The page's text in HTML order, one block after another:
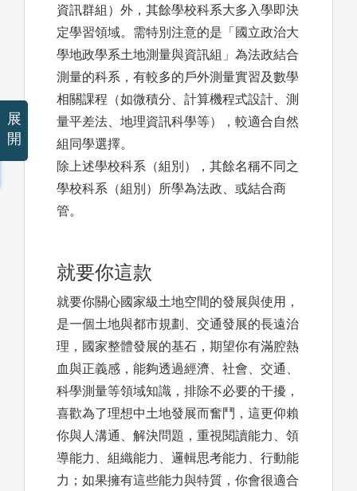
資訊群組）外，其餘學校科系大多入學即決
定學習領域。需特別注意的是「國立政治大
學地政學系土地測量與資訊組」為法政結合
測量的科系，有較多的戶外測量實習及數學
相關課程（如微積分、計算機程式設計、測
量平差法、地理資訊科學等），較適合自然
組同學選擇。
除上述學校科系（組別），其餘名稱不同之
學校科系（組別）所學為法政、或結合商
管。
就要你這款
就要你關心國家級土地空間的發展與使用，
是一個土地與都市規劃、交通發展的長遠治
理，國家整體發展的基石，期望你有滿腔熱
血與正義感，能夠透過經濟、社會、交通、
科學測量等領域知識，排除不必要的干擾，
喜歡為了理想中土地發展而奮鬥，這更仰賴
你與人溝通、解決問題，重視閱讀能力、領
導能力、組織能力、邏輯思考能力、行動能
力；如果擁有這些能力與特質，你會很適合
展
開